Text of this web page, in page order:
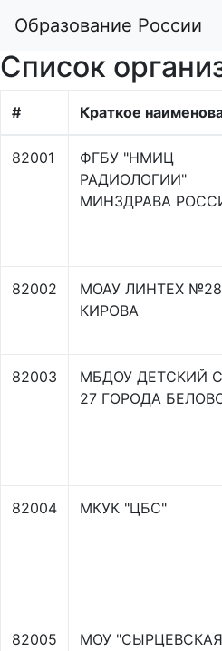
Образование России
Список
# Краткое
82001
ФГБУ "НМИЦ
РАДИОЛОГИИ"
МИНЗДРАВА
82002
МОАУ ЛИНТЕХ №28
КИРОВА
82003
МБДОУ ДЕТСКИЙ
27 ГОРОДА
82004 МКУК "ЦБС"
82005 МОУ